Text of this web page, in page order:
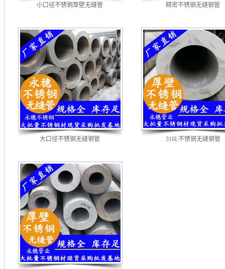
小口径不锈钢厚壁无缝管 精密不锈钢无缝钢管
大口径不锈钢无缝钢管 316L不锈钢无缝钢管